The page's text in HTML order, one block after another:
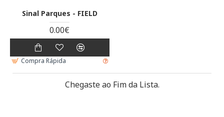
Sinal Parques - FIELD
0.00€
Compra Rápida
Chegaste ao Fim da Lista.